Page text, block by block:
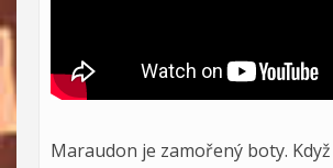
Maraudon je zamořený boty.